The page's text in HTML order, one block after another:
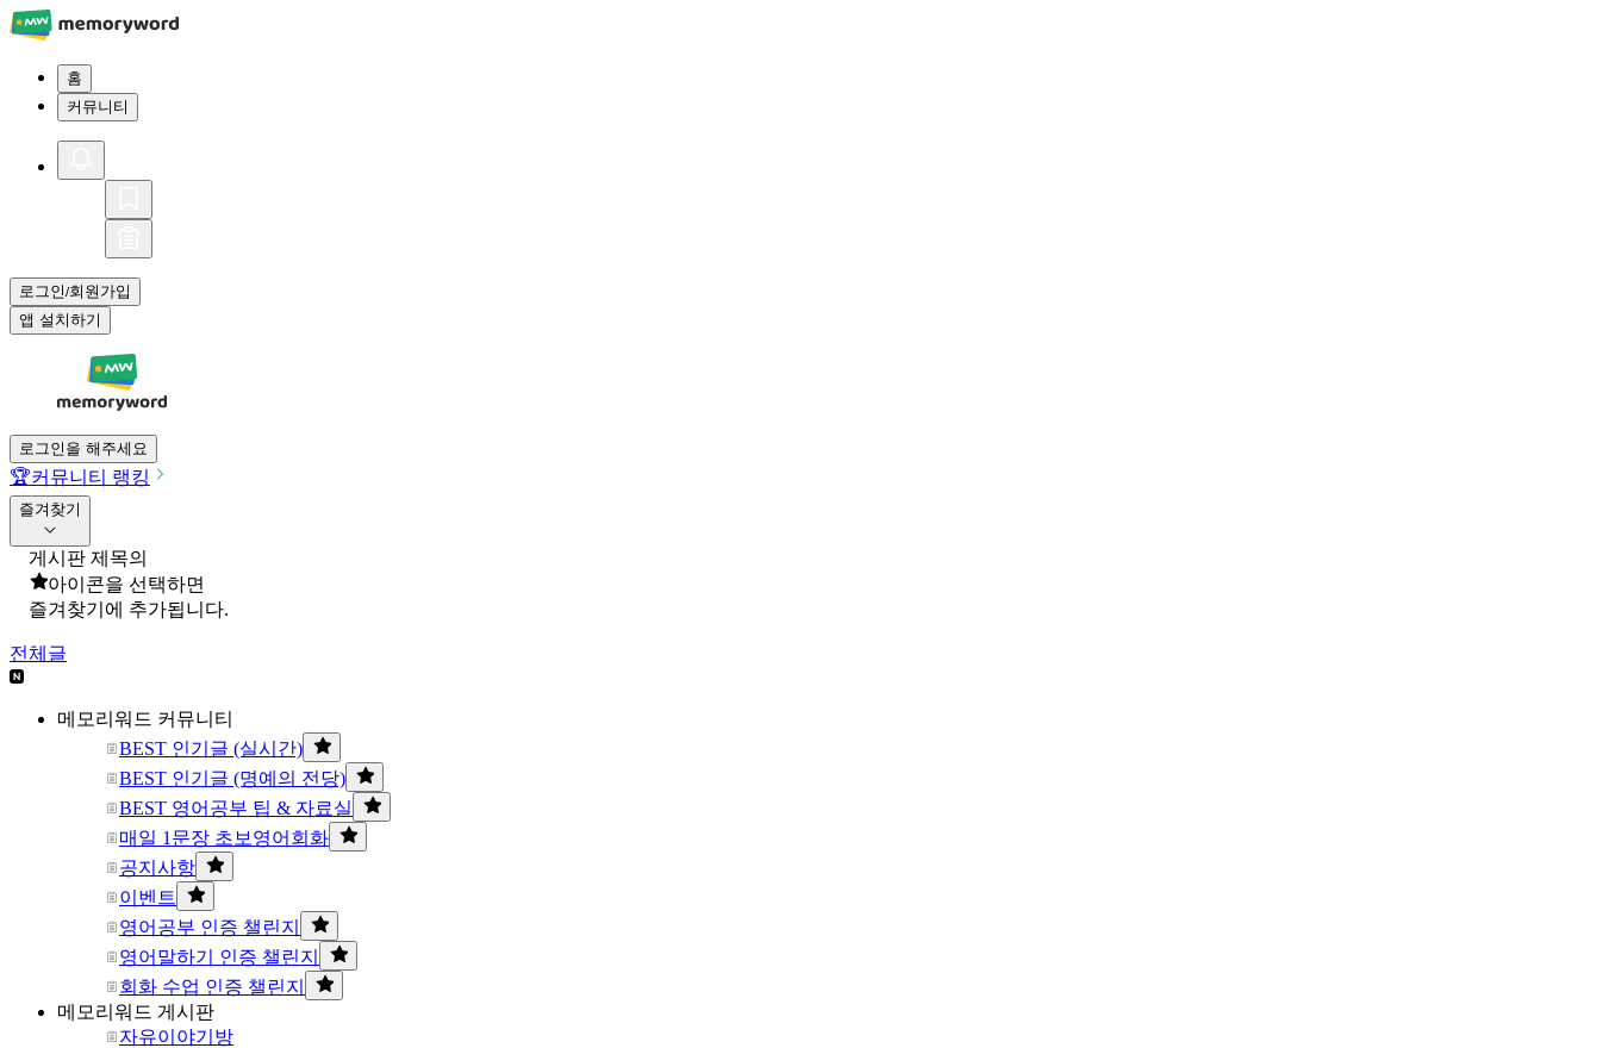
홈
커뮤니티
로그인/회원가입
앱 설치하기
로그인을 해주세요
🏆커뮤니티 랭킹
즐겨찾기
게시판 제목의
아이콘을 선택하면
즐겨찾기에 추가됩니다.
전체글
메모리워드 커뮤니티
BEST 인기글 (실시간)
BEST 인기글 (명예의 전당)
BEST 영어공부 팁 & 자료실
매일 1문장 초보영어회화
공지사항
이벤트
영어공부 인증 챌린지
영어말하기 인증 챌린지
회화 수업 인증 챌린지
메모리워드 게시판
자유이야기방